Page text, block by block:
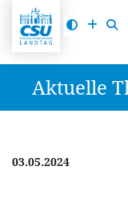
Aktuelle
03.05.2024